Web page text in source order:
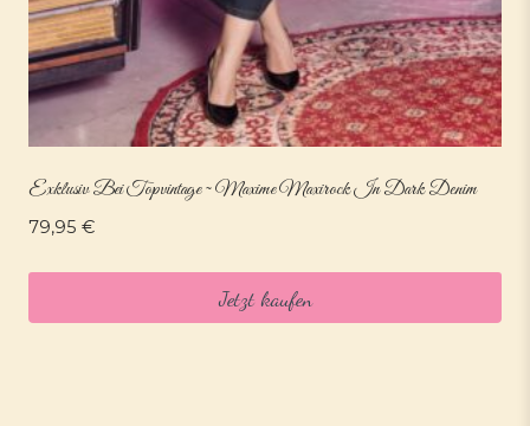
Exklusiv Bei Topvintage ~ Maxime Maxirock In Dark Denim
79,95 €
Jetzt kaufen